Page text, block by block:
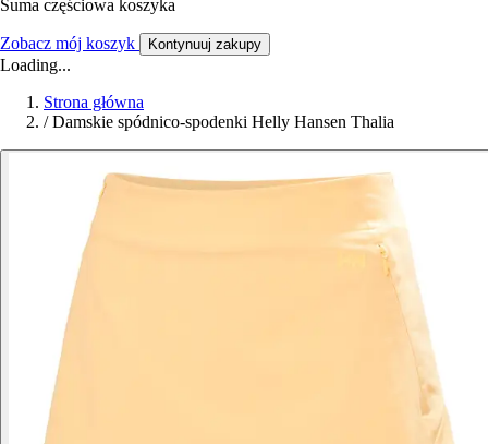
Suma częściowa koszyka
Zobacz mój koszyk Kontynuuj zakupy
Loading...
Strona główna
/ Damskie spódnico-spodenki Helly Hansen Thalia